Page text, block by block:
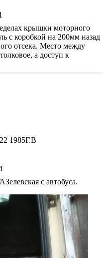
крышки моторного
с коробкой на 200мм назад
отсека. Место между
а доступ к
1985Г.В
с автобуса.